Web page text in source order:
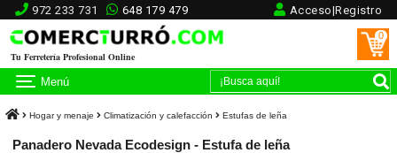
972 233 731 648 179 479 Acceso|Registro
Tu Ferretería Profesional Online
0
Menú
Hogar y menaje Climatización y calefacción Estufas de leña
Panadero Nevada Ecodesign - Estufa de leña